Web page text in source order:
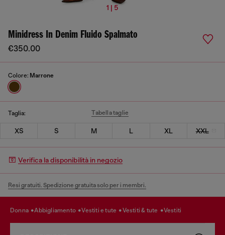
1 | 5
Minidress In Denim Fluido Spalmato
€350.00
Colore: Marrone
Taglia: Tabella taglie
XS S M L XL XXL
Verifica la disponibilità in negozio
Resi gratuiti. Spedizione gratuita solo per i membri.
donna abbigliamento vestiti e tute vestiti & tute vestiti